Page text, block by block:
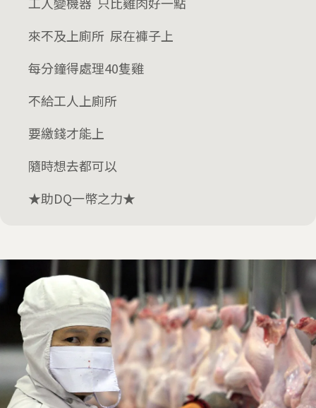
來不及上廁所 尿在褲子上
每分鐘得處理40隻雞
不給工人上廁所
要繳錢才能上
隨時想去都可以
★助DQ一幣之力★